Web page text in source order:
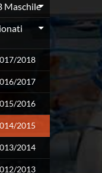
2017
Maschile
2018
2017
2016
2015
2014
2013